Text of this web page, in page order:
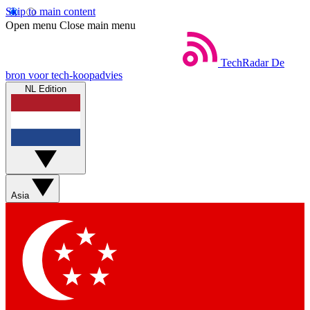
Skip to main content
Open menu Close main menu
TechRadar De
bron voor tech-koopadvies
NL Edition
Asia